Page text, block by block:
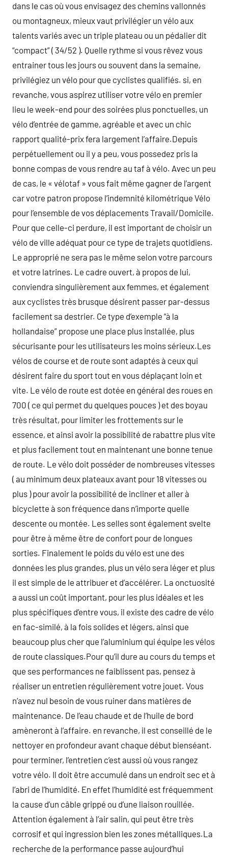
dans le cas où vous envisagez des chemins vallonnés
ou montagneux, mieux vaut privilégier un vélo aux
talents variés avec un triple plateau ou un pédalier dit
“compact” ( 34/52 ). Quelle rythme si vous rêvez vous
entrainer tous les jours ou souvent dans la semaine,
privilégiez un vélo pour que cyclistes qualifiés. si, en
revanche, vous aspirez utiliser votre vélo en premier
lieu le week-end pour des soirées plus ponctuelles, un
vélo d’entrée de gamme, agréable et avec un chic
rapport qualité-prix fera largement l’affaire.Depuis
perpétuellement ou il y a peu, vous possedez pris la
bonne compas de vous rendre au taf à vélo. Avec un peu
de cas, le « vélotaf » vous fait même gagner de l’argent
car votre patron propose l’indemnité kilométrique Vélo
pour l’ensemble de vos déplacements Travail/Domicile.
Pour que celle-ci perdure, il est important de choisir un
vélo de ville adéquat pour ce type de trajets quotidiens.
Le approprié ne sera pas le même selon votre parcours
et votre latrines. Le cadre ouvert, à propos de lui,
conviendra singulièrement aux femmes, et également
aux cyclistes très brusque désirent passer par-dessus
facilement sa destrier. Ce type d’exemple “à la
hollandaise” propose une place plus installée, plus
sécurisante pour les utilisateurs les moins sérieux.Les
vélos de course et de route sont adaptés à ceux qui
désirent faire du sport tout en vous déplaçant loin et
vite. Le vélo de route est dotée en général des roues en
700 ( ce qui permet du quelques pouces ) et des boyau
très résultat, pour limiter les frottements sur le
essence, et ainsi avoir la possibilité de rabattre plus vite
et plus facilement tout en maintenant une bonne tenue
de route. Le vélo doit posséder de nombreuses vitesses
( au minimum deux plateaux avant pour 18 vitesses ou
plus ) pour avoir la possibilité de incliner et aller à
bicyclette à son fréquence dans n’importe quelle
descente ou montée. Les selles sont également svelte
pour être à même être de confort pour de longues
sorties. Finalement le poids du vélo est une des
données les plus grandes, plus un vélo sera léger et plus
il est simple de le attribuer et d’accélérer. La onctuosité
a aussi un coût important, pour les plus idéales et les
plus spécifiques d’entre vous, il existe des cadre de vélo
en fac-similé, à la fois solides et légers, ainsi que
beaucoup plus cher que l’aluminium qui équipe les vélos
de route classiques.Pour qu’il dure au cours du temps et
que ses performances ne faiblissent pas, pensez à
réaliser un entretien régulièrement votre jouet. Vous
n’avez nul besoin de vous ruiner dans matières de
maintenance. De l’eau chaude et de l’huile de bord
amèneront à l’affaire. en revanche, il est conseillé de le
nettoyer en profondeur avant chaque début bienséant.
pour terminer, l’entretien c’est aussi où vous rangez
votre vélo. Il doit être accumulé dans un endroit sec et à
l’abri de l’humidité. En effet l’humidité est fréquemment
la cause d’un câble grippé ou d’une liaison rouillée.
Attention également à l’air salin, qui peut être très
corrosif et qui ingression bien les zones métalliques.La
recherche de la performance passe aujourd’hui